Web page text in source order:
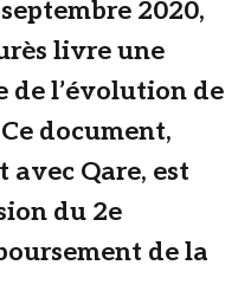
2020,
livre une
de l’évolution de
document,
Qare, est
du 2e
de la